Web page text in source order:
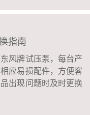
指南
风牌试压泵，每台产
应易损配件，方便客
出现问题时及时更换